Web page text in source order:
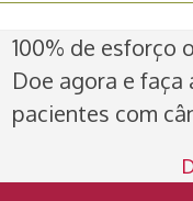
100% de esforço
Doe agora e faça
pacientes com